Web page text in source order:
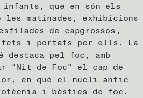
infants, que en són els
les matinades, exhibicions
de capgrossos,
fets i portats per ells. La
destaca pel foc, amb
“Nit de Foc” el cap de
en què el nucli antic
i bèsties de foc.